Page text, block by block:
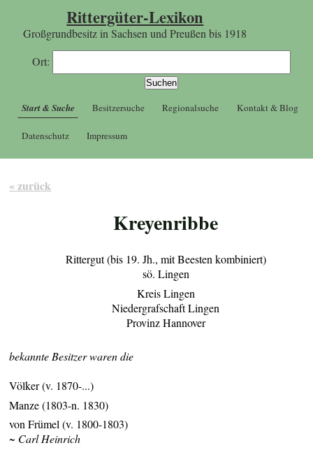
Rittergüter-Lexikon
Großgrundbesitz in Sachsen und Preußen bis 1918
Ort:
Start & Suche Besitzersuche Regionalsuche Kontakt & Blog
Datenschutz Impressum
« zurück
Kreyenribbe
Rittergut (bis 19. Jh., mit Beesten kombiniert)
sö. Lingen
Kreis Lingen
Niedergrafschaft Lingen
Provinz Hannover
bekannte Besitzer waren die
Völker (v. 1870-...)
Manze (1803-n. 1830)
von Frümel (v. 1800-1803)
~ Carl Heinrich